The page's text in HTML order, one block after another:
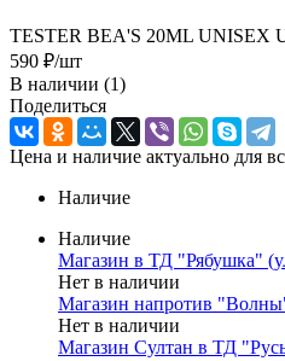
TESTER BEA'S 20ML UNISEX
590 ₽/шт
В наличии (1)
Поделиться
Цена и наличие актуально для
Наличие
Наличие
Магазин в ТД "Рябушка"
Нет в наличии
Магазин напротив
Нет в наличии
Магазин Султан в ТД